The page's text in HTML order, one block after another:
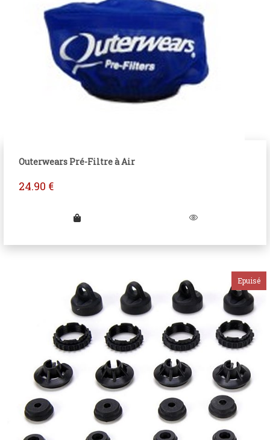
Outerwears Pré-Filtre à Air
24.90 €